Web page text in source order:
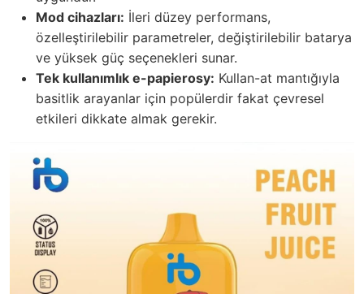
Mod cihazları: İleri düzey performans,
özelleştirilebilir parametreler, değiştirilebilir batarya
ve yüksek güç seçenekleri sunar.
Tek kullanımlık e-papierosy: Kullan-at mantığıyla
basitlik arayanlar için popülerdir fakat çevresel
etkileri dikkate almak gerekir.